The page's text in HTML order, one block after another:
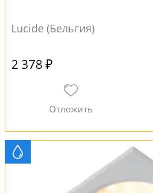
Lucide (Бельгия)
2 378 ₽